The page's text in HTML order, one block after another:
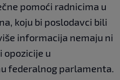
pomoći radnicima u
koju bi poslodavci bili
informacija nemaju ni
u
federalnog parlamenta.